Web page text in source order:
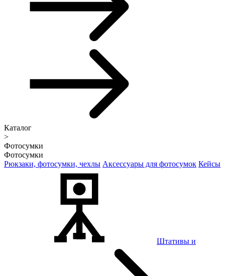
Каталог
>
Фотосумки
Фотосумки
Рюкзаки, фотосумки, чехлы Аксессуары для фотосумок Кейсы
Штативы и